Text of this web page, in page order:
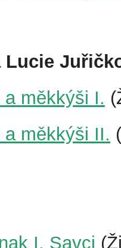
Lucie
měkkýši I.
měkkýši II.
I. Savci